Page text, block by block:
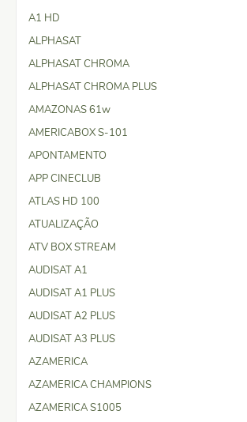
A1 HD
ALPHASAT
ALPHASAT CHROMA
ALPHASAT CHROMA PLUS
AMAZONAS 61w
AMERICABOX S-101
APONTAMENTO
APP CINECLUB
ATLAS HD 100
ATUALIZAÇÃO
ATV BOX STREAM
AUDISAT A1
AUDISAT A1 PLUS
AUDISAT A2 PLUS
AUDISAT A3 PLUS
AZAMERICA
AZAMERICA CHAMPIONS
AZAMERICA S1005